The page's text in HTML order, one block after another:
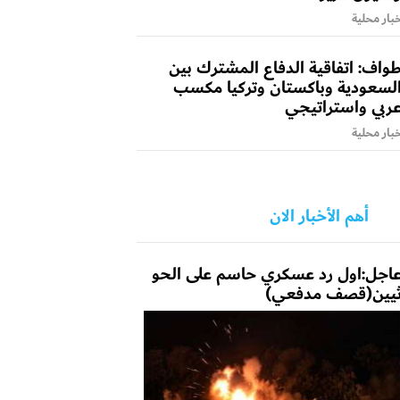
محلية
طواف: اتفاقية الدفاع المشترك بين
السعودية وباكستان وتركيا مكسب
واستراتيجي
محلية
أهم الأخبار الان
رد عسكري حاسم على الحو
مدفعي)